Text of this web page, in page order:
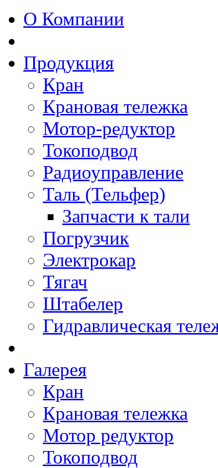
О Компании
Продукция
Кран
Крановая тележка
Мотор-редуктор
Токоподвод
Радиоуправление
Таль (Тельфер)
Запчасти к тали
Погрузчик
Электрокар
Тягач
Штабелер
Гидравлическая
Галерея
Кран
Крановая тележка
Мотор редуктор
Токоподвод